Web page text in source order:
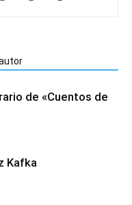
de «Cuentos de
Kafka